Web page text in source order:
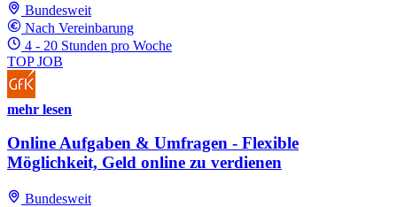
Bundesweit
Nach Vereinbarung
4 - 20 Stunden pro Woche
TOP JOB
mehr lesen
Online Aufgaben & Umfragen - Flexible
Möglichkeit, Geld online zu verdienen
Bundesweit